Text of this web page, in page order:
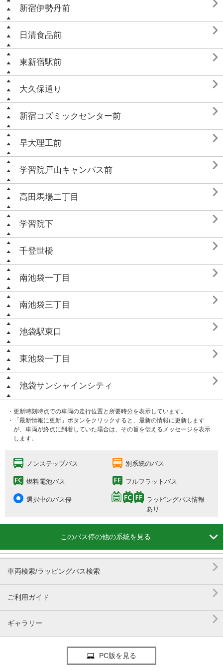
新宿伊勢丹前 
日清食品前 
東新宿駅前 
大久保通り 
新宿コズミックセンター前 
早大理工前 
学習院戸山キャンパス前 
高田馬場二丁目 
学習院下 
千登世橋 
南池袋一丁目 
南池袋三丁目 
池袋駅東口 
東池袋一丁目 
池袋サンシャインシティ 
・更新時刻時点での車両の走行位置と所要時分を表示しています。
・「最新情報に更新」ボタンをクリックすると、最新の情報に更新します
が、車両が終点に到着していた場合は、その旨を伝えるメッセージを表示
します。
ノンステップバス 別系統のバス
燃料電池バス フルフラットバス
選択中のバス停
ラッピングバス情報
あり
このバス停の他の系統を見る 
車両検索/ラッピングバス検索 
ご利用ガイド 
ギャラリー 
PC版を見る